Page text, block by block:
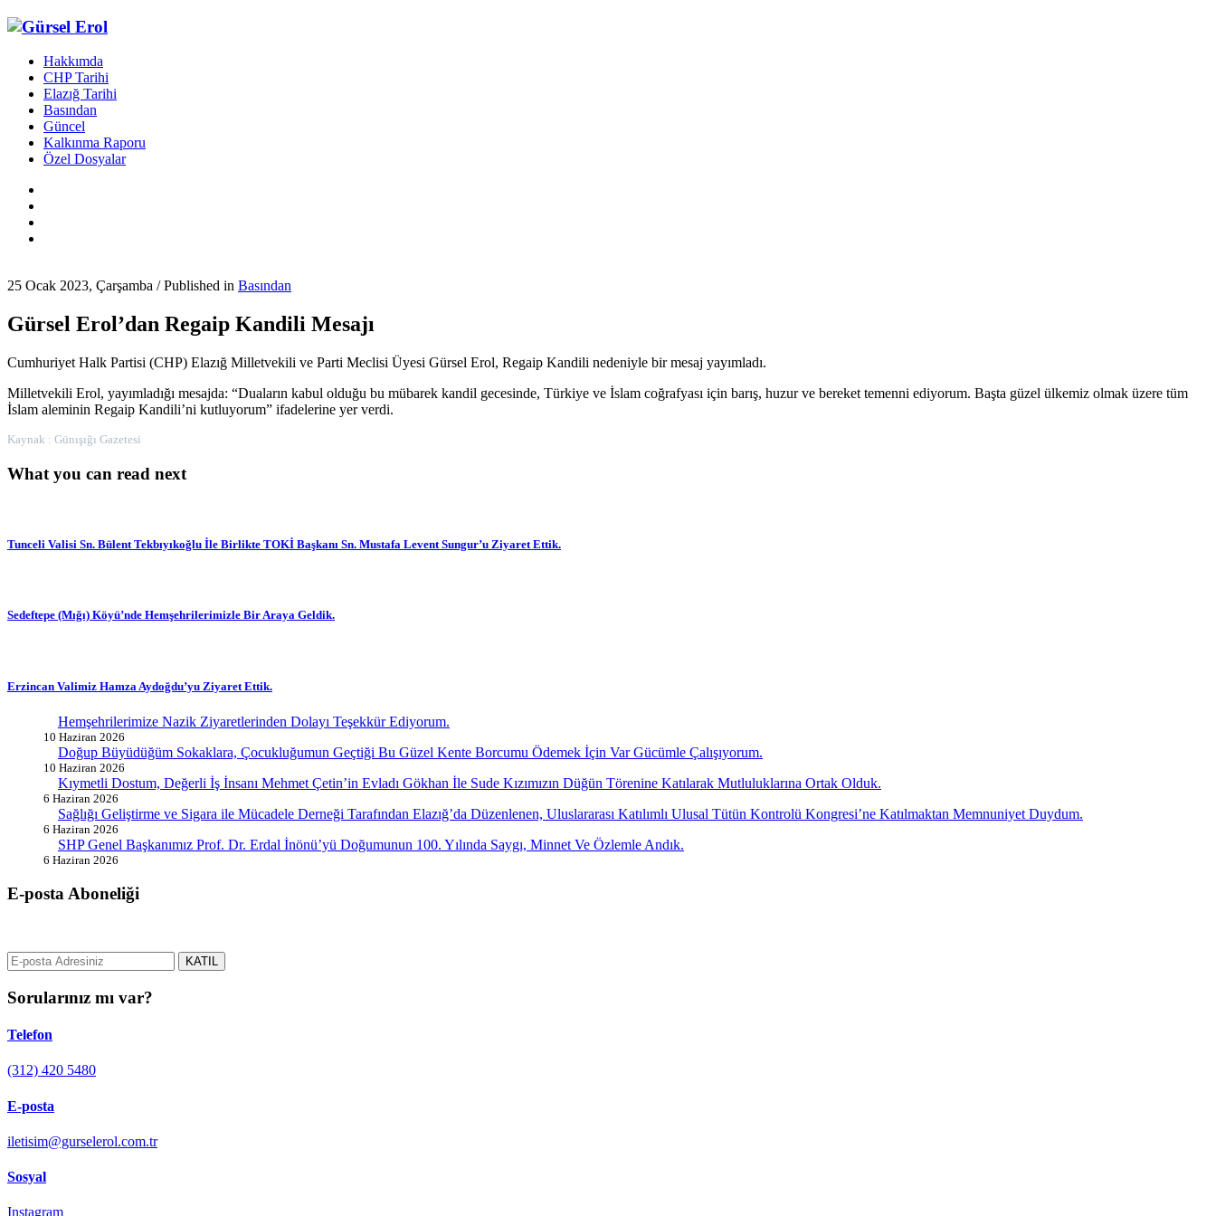
Hakkımda
CHP Tarihi
Elazığ Tarihi
Basından
Güncel
Kalkınma Raporu
Özel Dosyalar
25 Ocak 2023, Çarşamba /Published in Basından
Gürsel Erol’dan Regaip Kandili Mesajı
Cumhuriyet Halk Partisi (CHP) Elazığ Milletvekili ve Parti Meclisi Üyesi Gürsel Erol, Regaip Kandili nedeniyle bir mesaj yayımladı.
Milletvekili Erol, yayımladığı mesajda: “Duaların kabul olduğu bu mübarek kandil gecesinde, Türkiye ve İslam coğrafyası için barış, huzur ve bereket temenni ediyorum. Başta güzel ülkemiz olmak üzere tüm
İslam aleminin Regaip Kandili’ni kutluyorum” ifadelerine yer verdi.
Kaynak : Günışığı Gazetesi
What you can read next
Tunceli Valisi Sn. Bülent Tekbıyıkoğlu İle Birlikte TOKİ Başkanı Sn. Mustafa Levent Sungur’u Ziyaret Ettik.
Sedeftepe (Mığı) Köyü’nde Hemşehrilerimizle Bir Araya Geldik.
Erzincan Valimiz Hamza Aydoğdu’yu Ziyaret Ettik.
Hemşehrilerimize Nazik Ziyaretlerinden Dolayı Teşekkür Ediyorum.
10 Haziran 2026
Doğup Büyüdüğüm Sokaklara, Çocukluğumun Geçtiği Bu Güzel Kente Borcumu Ödemek İçin Var Gücümle Çalışıyorum.
10 Haziran 2026
Kıymetli Dostum, Değerli İş İnsanı Mehmet Çetin’in Evladı Gökhan İle Sude Kızımızın Düğün Törenine Katılarak Mutluluklarına Ortak Olduk.
6 Haziran 2026
Sağlığı Geliştirme ve Sigara ile Mücadele Derneği Tarafından Elazığ’da Düzenlenen, Uluslararası Katılımlı Ulusal Tütün Kontrolü Kongresi’ne Katılmaktan Memnuniyet Duydum.
6 Haziran 2026
SHP Genel Başkanımız Prof. Dr. Erdal İnönü’yü Doğumunun 100. Yılında Saygı, Minnet Ve Özlemle Andık.
6 Haziran 2026
E-posta Aboneliği
KATIL
Sorularınız mı var?
Telefon
(312) 420 5480
E-posta
iletisim@gurselerol.com.tr
Sosyal
Instagram